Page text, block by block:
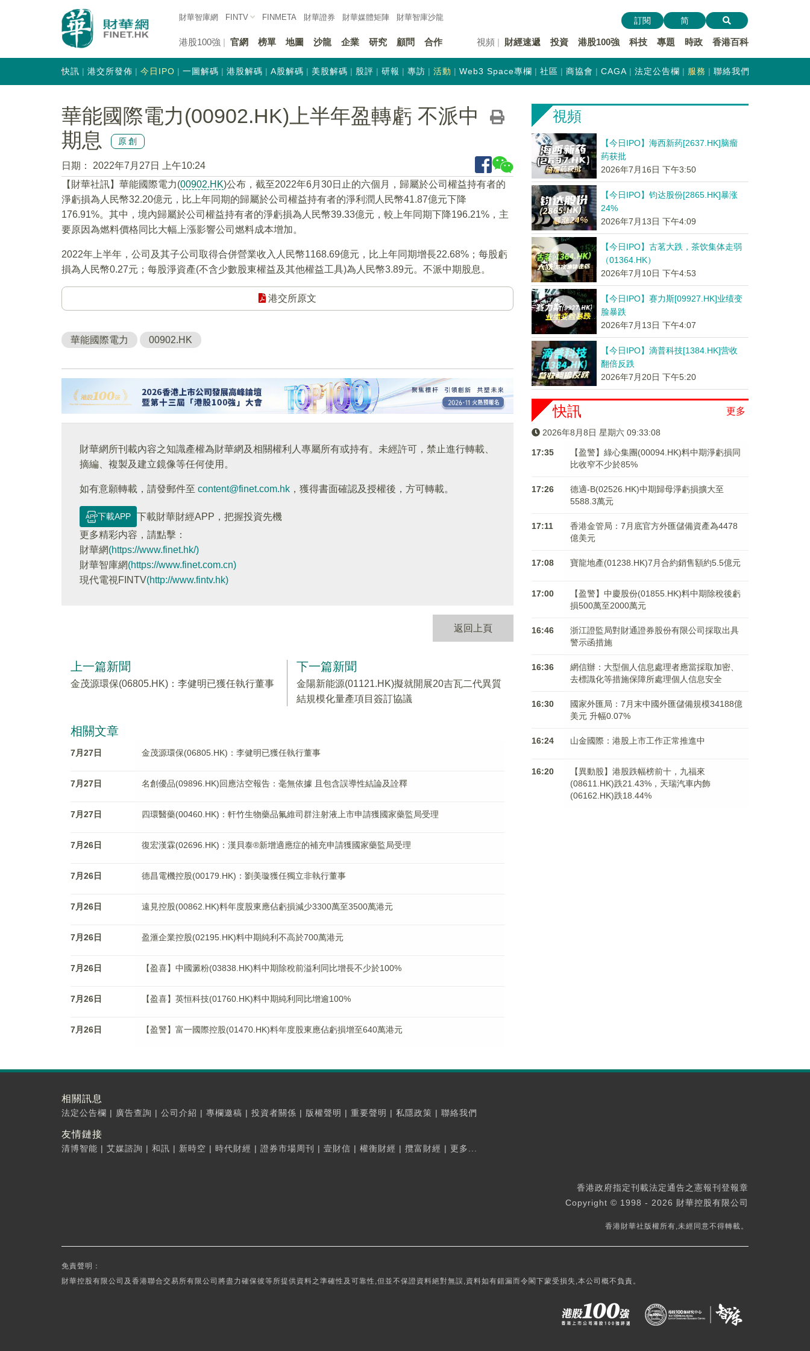
財華智庫網 FINTV FINMETA 財華證券 財華媒體矩陣 財華智庫沙龍
港股100強 官網 榜單 地圖 沙龍 企業 研究 顧問 合作 視頻 財經速遞 投資 港股100強 科技 專題 時政 香港百科
訂閱 简
快訊 港交所發佈 今日IPO 一圖解碼 港股解碼 A股解碼 美股解碼 股評 研報 專訪 活動 Web3 Space專欄 社區 商協會 CAGA 法定公告欄 服務 聯絡我們
華能國際電力(00902.HK)上半年盈轉虧 不派中
期息
原創
日期：
2022年7月27日 上午10:24
【財華社訊】華能國際電力(00902.HK)公布，截至2022年6月30日止的六個月，歸屬於公司權益持有者的
淨虧損為人民幣32.20億元，比上年同期的歸屬於公司權益持有者的淨利潤人民幣41.87億元下降
176.91%。其中，境內歸屬於公司權益持有者的淨虧損為人民幣39.33億元，較上年同期下降196.21%，主
要原因為燃料價格同比大幅上漲影響公司燃料成本增加。
2022年上半年，公司及其子公司取得合併營業收入人民幣1168.69億元，比上年同期增長22.68%；每股虧
損為人民幣0.27元；每股淨資產(不含少數股東權益及其他權益工具)為人民幣3.89元。不派中期股息。
港交所原文
華能國際電力 00902.HK
財華網所刊載內容之知識產權為財華網及相關權利人專屬所有或持有。未經許可，禁止進行轉載、
摘編、複製及建立鏡像等任何使用。
如有意願轉載，請發郵件至 content@finet.com.hk ，獲得書面確認及授權後，方可轉載。
下載APP
下載財華財經APP，把握投資先機
更多精彩内容，請點擊：
財華網(https://www.finet.hk/)
財華智庫網(https://www.finet.com.cn)
現代電視FINTV(http://www.fintv.hk)
返回上頁
上一篇新聞
金茂源環保(06805.HK)：李健明已獲任執行董事
下一篇新聞
金陽新能源(01121.HK)擬就開展20吉瓦二代異質
結規模化量產項目簽訂協議
相關文章
7月27日 金茂源環保(06805.HK)：李健明已獲任執行董事
7月27日 名創優品(09896.HK)回應沽空報告：毫無依據 且包含誤導性結論及詮釋
7月27日 四環醫藥(00460.HK)：軒竹生物藥品氟維司群注射液上市申請獲國家藥監局受理
7月26日 復宏漢霖(02696.HK)：漢貝泰®新增適應症的補充申請獲國家藥監局受理
7月26日 德昌電機控股(00179.HK)：劉美璇獲任獨立非執行董事
7月26日 遠見控股(00862.HK)料年度股東應佔虧損減少3300萬至3500萬港元
7月26日 盈滙企業控股(02195.HK)料中期純利不高於700萬港元
7月26日 【盈喜】中國澱粉(03838.HK)料中期除稅前溢利同比增長不少於100%
7月26日 【盈喜】英恒科技(01760.HK)料中期純利同比增逾100%
7月26日 【盈警】富一國際控股(01470.HK)料年度股東應佔虧損增至640萬港元
視頻
【今日IPO】海西新药[2637.HK]脑瘤
药获批
2026年7月16日 下午3:50
【今日IPO】钧达股份[2865.HK]暴涨
24%
2026年7月13日 下午4:09
【今日IPO】古茗大跌，茶饮集体走弱
（01364.HK）
2026年7月10日 下午4:53
【今日IPO】赛力斯[09927.HK]业绩变
脸暴跌
2026年7月13日 下午4:07
【今日IPO】滴普科技[1384.HK]营收
翻倍反跌
2026年7月20日 下午5:20
更多
快訊
2026年8月8日 星期六 09:33:08
17:35
【盈警】綠心集團(00094.HK)料中期淨虧損同
比收窄不少於85%
17:26
德適-B(02526.HK)中期歸母淨虧損擴大至
5588.3萬元
17:11
香港金管局：7月底官方外匯儲備資產為4478
億美元
17:08 寶龍地產(01238.HK)7月合約銷售額約5.5億元
17:00
【盈警】中慶股份(01855.HK)料中期除稅後虧
損500萬至2000萬元
16:46
浙江證監局對財通證券股份有限公司採取出具
警示函措施
16:36
網信辦：大型個人信息處理者應當採取加密、
去標識化等措施保障所處理個人信息安全
16:30
國家外匯局：7月末中國外匯儲備規模34188億
美元 升幅0.07%
16:24 山金國際：港股上市工作正常推進中
16:20
【異動股】港股跌幅榜前十，九福來
(08611.HK)跌21.43%，天瑞汽車内飾
(06162.HK)跌18.44%
相關訊息
法定公告欄 | 廣告查詢 | 公司介紹 | 專欄邀稿 | 投資者關係 | 版權聲明 | 重要聲明 | 私隱政策 | 聯絡我們
友情鏈接
清博智能 | 艾媒諮詢 | 和訊 | 新時空 | 時代財經 | 證券市場周刊 | 壹財信 | 權衡財經 | 攬富財經 | 更多...
香港政府指定刊載法定通告之憲報刊登報章
Copyright © 1998 - 2026 財華控股有限公司
香港財華社版權所有,未經同意不得轉載。
免責聲明：
財華控股有限公司及香港聯合交易所有限公司將盡力確保彼等所提供資料之準確性及可靠性,但並不保證資料絕對無誤,資料如有錯漏而令閣下蒙受損失,本公司概不負責。